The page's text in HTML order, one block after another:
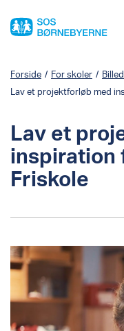
Forside / For skoler /
Lav et projektforløb med
Lav et
inspiration
Friskole